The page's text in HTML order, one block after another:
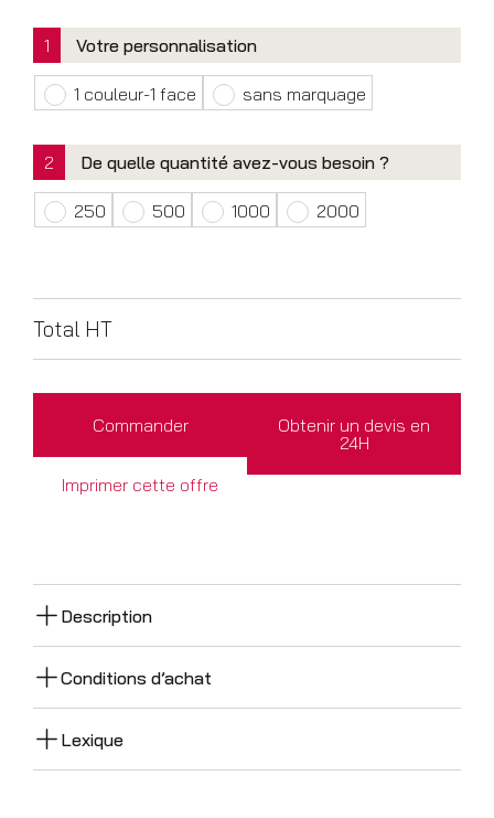
1 Votre personnalisation
1 couleur-1 face sans marquage
2 De quelle quantité avez-vous besoin ?
250 500 1000 2000
Total HT
Commander
Imprimer cette offre
Obtenir un devis en
24H
Description
Conditions d’achat
Lexique